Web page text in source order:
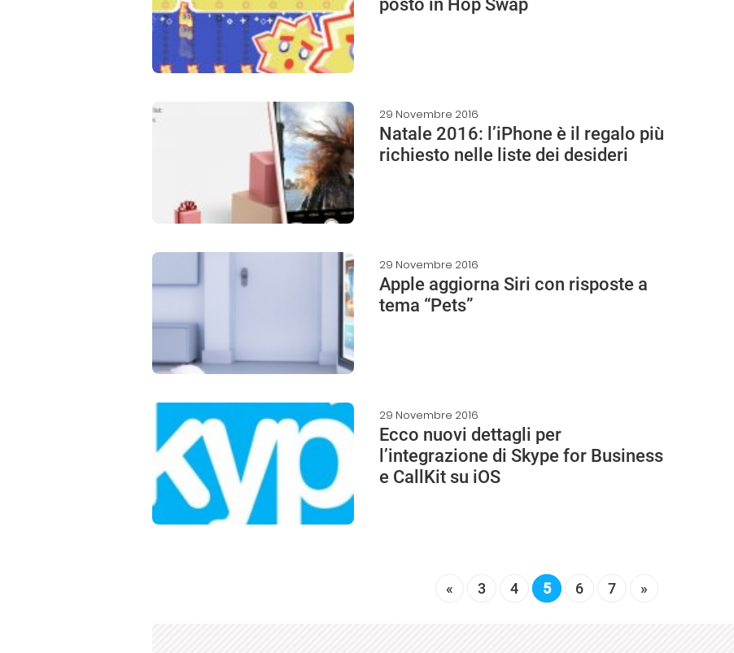
posto in Hop Swap
29 Novembre 2016
Natale 2016: l’iPhone è il regalo più
richiesto nelle liste dei desideri
29 Novembre 2016
Apple aggiorna Siri con risposte a
tema “Pets”
29 Novembre 2016
Ecco nuovi dettagli per
l’integrazione di Skype for Business
e CallKit su iOS
« 3 4 5 6 7 »